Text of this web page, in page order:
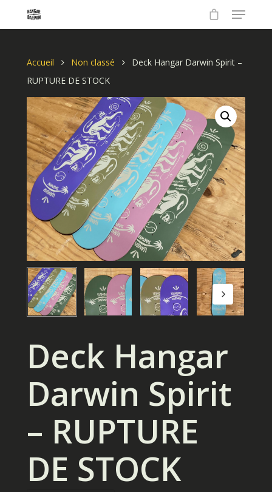
Accueil Non classé
Deck Hangar Darwin Spirit –
RUPTURE DE STOCK
Deck Hangar
Darwin Spirit
– RUPTURE
DE STOCK